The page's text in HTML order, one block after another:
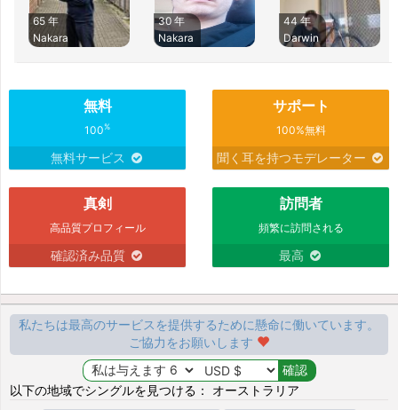
65 年
Nakara
30 年
Nakara
44 年
Darwin
無料
100%
無料サービス
サポート
100%無料
聞く耳を持つモデレーター
真剣
高品質プロフィール
確認済み品質
訪問者
頻繁に訪問される
最高
私たちは最高のサービスを提供するために懸命に働いています。
ご協力をお願いします
以下の地域でシングルを見つける： オーストラリア